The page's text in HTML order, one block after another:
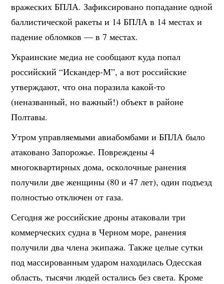
вражеских БПЛА. Зафиксировано попадание одной
баллистической ракеты и 14 БПЛА в 14 местах и
падение обломков — в 7 местах.
Украинские медиа не сообщают куда попал
российский “Искандер-М”, а вот российские
утверждают, что она поразила какой-то
(неназванный, но важный!) объект в районе
Полтавы.
Утром управляемыми авиабомбами и БПЛА было
атаковано Запорожье. Повреждены 4
многоквартирных дома, осколочные ранения
получили две женщины (80 и 47 лет), один подъезд
полностью отключен от газа.
Сегодня же российские дроны атаковали три
коммерческих судна в Черном море, ранения
получили два члена экипажа. Также целые сутки
под массированным ударом находилась Одесская
область, тысячи людей остались без света. Кроме